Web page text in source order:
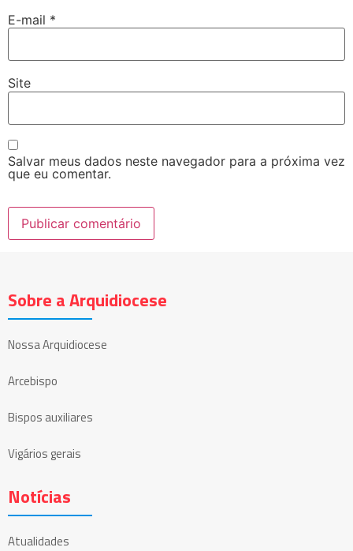
E-mail *
Site
Salvar meus dados neste navegador para a próxima vez
que eu comentar.
Sobre a Arquidiocese
Nossa Arquidiocese
Arcebispo
Bispos auxiliares
Vigários gerais
Notícias
Atualidades